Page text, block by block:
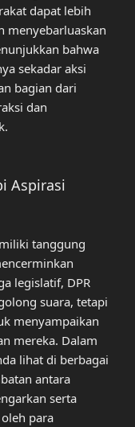
dapat lebih
menyebarluaskan
bahwa
sekadar aksi
bagian dari
dan
Aspirasi
tanggung
legislatif, DPR
suara, tetapi
menyampaikan
mereka. Dalam
lihat di berbagai
antara
serta
para